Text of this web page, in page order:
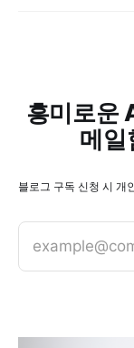
다. “이후 더 많
목적에 맞는 AI
흥미로운
메일
블로그 구독 신청 시 개